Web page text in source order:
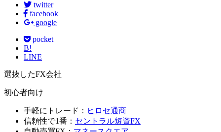
twitter
facebook
google
pocket
B!
LINE
選抜したFX会社
初心者向け
手軽にトレード： ヒロセ通商
信頼性で1番： セントラル短資FX